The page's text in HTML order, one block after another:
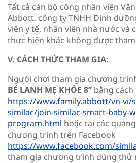
Tất cả cán bộ công nhân viên
Abbott, công ty TNHH Dinh
viên y tế, nhân viên nhà nước và
thực hiện khác không được
V. CÁCH THỨC THAM GIA:
Người chơi tham gia chương
BÉ LANH MẸ KHỎE 8” bằng
https://www.family.abbott/vn-vi/
similac/join-similac-smart-baby-
program.html hoặc tại các
chương trình trên Facebook
https://www.facebook.com/
tham gia chương trình dùng thử